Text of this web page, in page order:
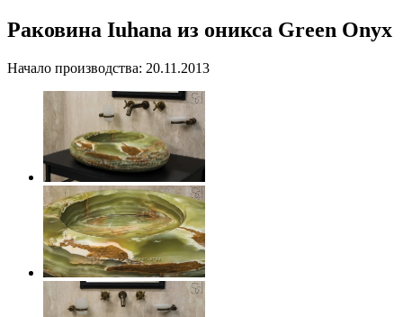
Раковина Iuhana из оникса Green Onyx
Начало производства: 20.11.2013